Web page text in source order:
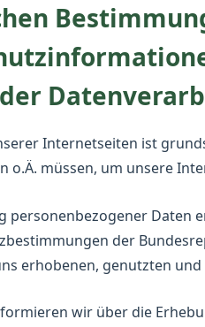
Internetseiten ist
o.Ä. müssen, um unsere
personenbezogener
der
erhobenen, genutzten
wir über die